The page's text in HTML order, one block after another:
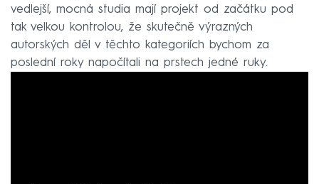
vedlejší, mocná studia mají projekt od začátku pod
tak velkou kontrolou, že skutečně výrazných
autorských děl v těchto kategoriích bychom za
poslední roky napočítali na prstech jedné ruky.